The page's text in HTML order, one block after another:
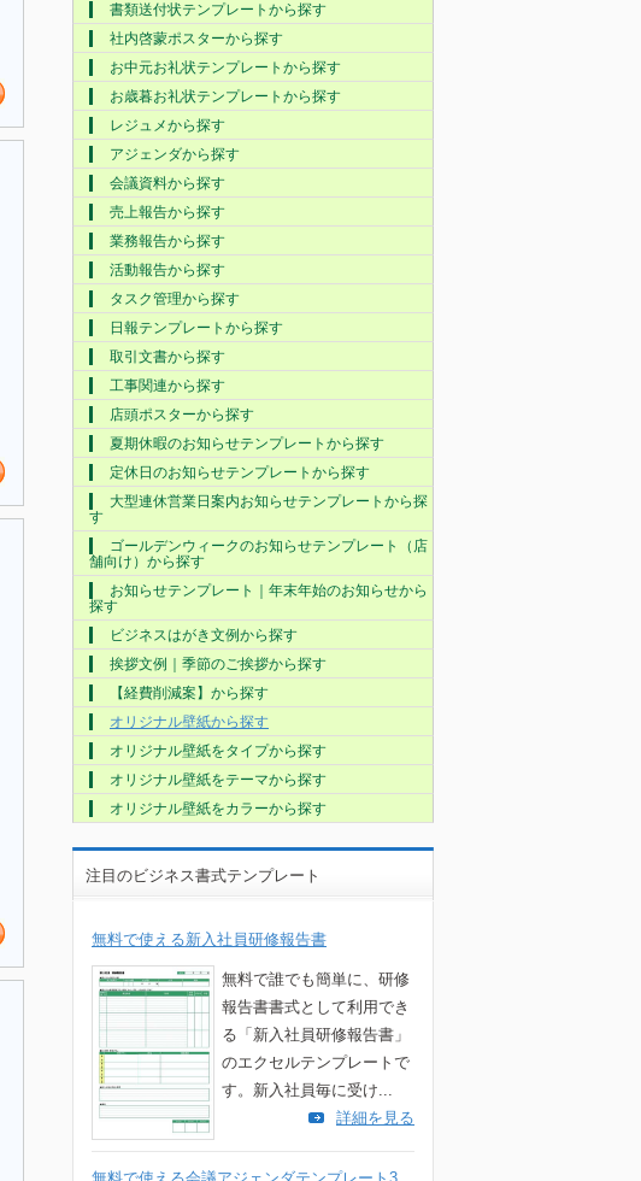
書類送付状テンプレートから探す
社内啓蒙ポスターから探す
お中元お礼状テンプレートから探す
お歳暮お礼状テンプレートから探す
レジュメから探す
アジェンダから探す
会議資料から探す
売上報告から探す
業務報告から探す
活動報告から探す
タスク管理から探す
日報テンプレートから探す
取引文書から探す
工事関連から探す
店頭ポスターから探す
夏期休暇のお知らせテンプレートから探す
定休日のお知らせテンプレートから探す
大型連休営業日案内お知らせテンプレートから探
す
ゴールデンウィークのお知らせテンプレート（店
舗向け）から探す
お知らせテンプレート｜年末年始のお知らせから
探す
ビジネスはがき文例から探す
挨拶文例｜季節のご挨拶から探す
【経費削減案】から探す
オリジナル壁紙から探す
オリジナル壁紙をタイプから探す
オリジナル壁紙をテーマから探す
オリジナル壁紙をカラーから探す
注目のビジネス書式テンプレート
無料で使える新入社員研修報告書
無料で誰でも簡単に、研修
報告書書式として利用でき
る「新入社員研修報告書」
のエクセルテンプレートで
す。新入社員毎に受け...
詳細を見る